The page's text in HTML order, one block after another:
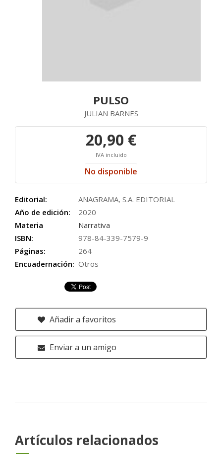
PULSO
JULIAN BARNES
20,90 €
IVA incluido
No disponible
Editorial:
ANAGRAMA, S.A. EDITORIAL
Año de edición:
2020
Materia
Narrativa
ISBN:
978-84-339-7579-9
Páginas:
264
Encuadernación: Otros
Añadir a favoritos
Enviar a un amigo
Artículos relacionados